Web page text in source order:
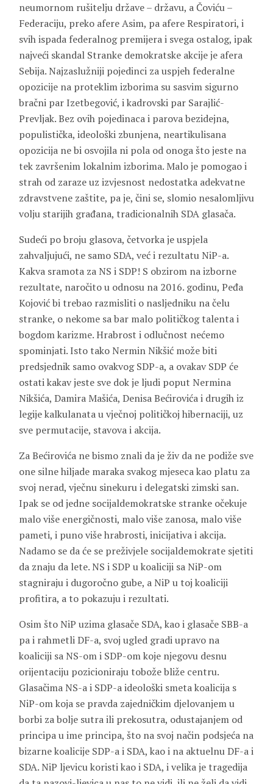
neumornom rušitelju države – državu, a Čoviću –
Federaciju, preko afere Asim, pa afere Respiratori, i
svih ispada federalnog premijera i svega ostalog, ipak
najveći skandal Stranke demokratske akcije je afera
Sebija. Najzaslužniji pojedinci za uspjeh federalne
opozicije na proteklim izborima su sasvim sigurno
bračni par Izetbegović, i kadrovski par Sarajlić-
Prevljak. Bez ovih pojedinaca i parova bezidejna,
populistička, ideološki zbunjena, neartikulisana
opozicija ne bi osvojila ni pola od onoga što jeste na
tek završenim lokalnim izborima. Malo je pomogao i
strah od zaraze uz izvjesnost nedostatka adekvatne
zdravstvene zaštite, pa je, čini se, slomio nesalomljivu
volju starijih građana, tradicionalnih SDA glasača.
Sudeći po broju glasova, četvorka je uspjela
zahvaljujući, ne samo SDA, već i rezultatu NiP-a.
Kakva sramota za NS i SDP! S obzirom na izborne
rezultate, naročito u odnosu na 2016. godinu, Peđa
Kojović bi trebao razmisliti o nasljedniku na čelu
stranke, o nekome sa bar malo političkog talenta i
bogdom karizme. Hrabrost i odlučnost nećemo
spominjati. Isto tako Nermin Nikšić može biti
predsjednik samo ovakvog SDP-a, a ovakav SDP će
ostati kakav jeste sve dok je ljudi poput Nermina
Nikšića, Damira Mašića, Denisa Bećirovića i drugih iz
legije kalkulanata u vječnoj političkoj hibernaciji, uz
sve permutacije, stavova i akcija.
Za Bećirovića ne bismo znali da je živ da ne podiže sve
one silne hiljade maraka svakog mjeseca kao platu za
svoj nerad, vječnu sinekuru i delegatski zimski san.
Ipak se od jedne socijaldemokratske stranke očekuje
malo više energičnosti, malo više zanosa, malo više
pameti, i puno više hrabrosti, inicijativa i akcija.
Nadamo se da će se preživjele socijaldemokrate sjetiti
da znaju da lete. NS i SDP u koaliciji sa NiP-om
stagniraju i dugoročno gube, a NiP u toj koaliciji
profitira, a to pokazuju i rezultati.
Osim što NiP uzima glasače SDA, kao i glasače SBB-a
pa i rahmetli DF-a, svoj ugled gradi upravo na
koaliciji sa NS-om i SDP-om koje njegovu desnu
orijentaciju pozicioniraju tobože bliže centru.
Glasačima NS-a i SDP-a ideološki smeta koalicija s
NiP-om koja se pravda zajedničkim djelovanjem u
borbi za bolje sutra ili prekosutra, odustajanjem od
principa u ime principa, što na svoj način podsjeća na
bizarne koalicije SDP-a i SDA, kao i na aktuelnu DF-a i
SDA. NiP ljevicu koristi kao i SDA, i velika je tragedija